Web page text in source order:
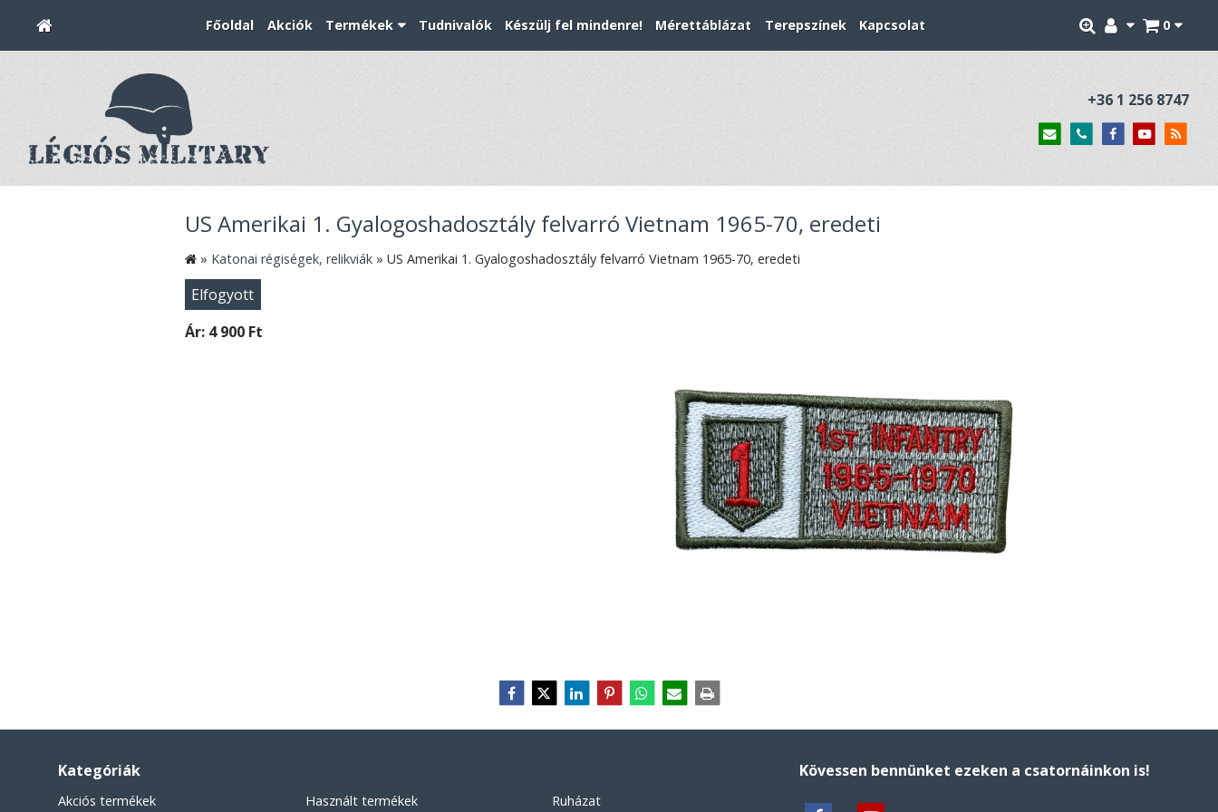
0
Főoldal Akciók Termékek Tudnivalók Készülj fel mindenre! Mérettáblázat Terepszínek Kapcsolat
+36 1 256 8747
US Amerikai 1. Gyalogoshadosztály felvarró Vietnam 1965-70, eredeti
» Katonai régiségek, relikviák » US Amerikai 1. Gyalogoshadosztály felvarró Vietnam 1965-70, eredeti
Elfogyott
Ár: 4 900 Ft
Kategóriák
Akciós termékek
Használt termékek
Ruházat
Kövessen bennünket ezeken a csatornáinkon is!